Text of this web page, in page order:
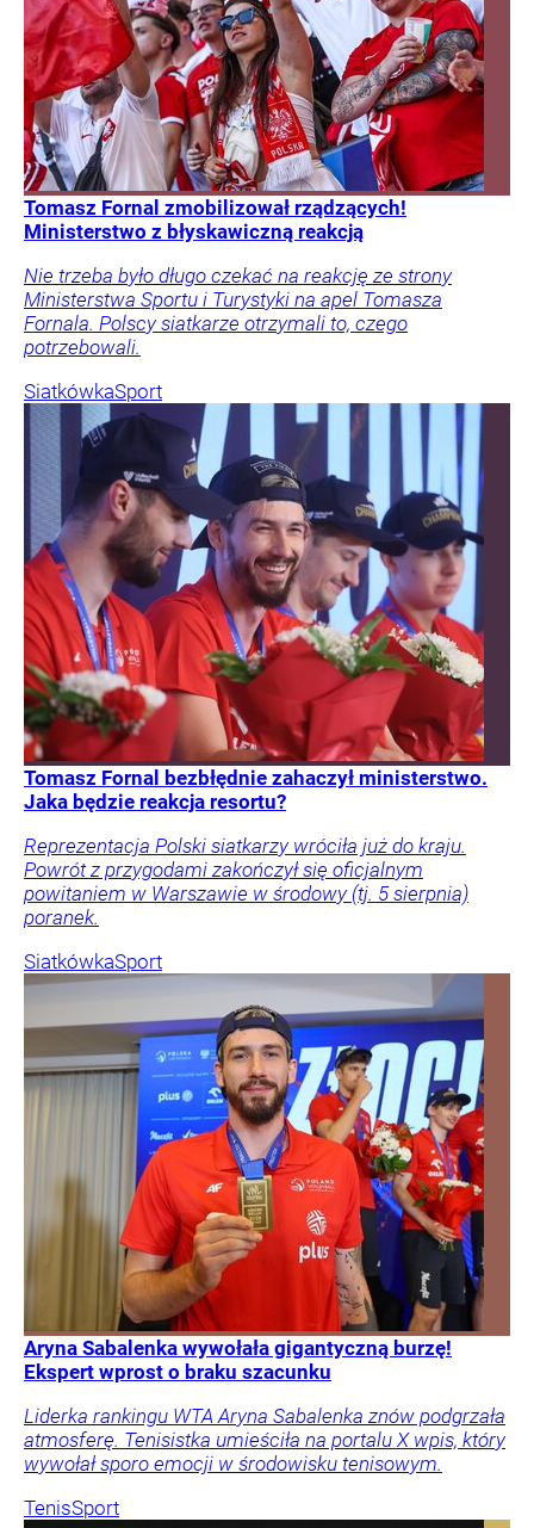
Tomasz Fornal zmobilizował rządzących!
Ministerstwo z błyskawiczną reakcją
Nie trzeba było długo czekać na reakcję ze strony
Ministerstwa Sportu i Turystyki na apel Tomasza
Fornala. Polscy siatkarze otrzymali to, czego
potrzebowali.
SiatkówkaSport
Tomasz Fornal bezbłędnie zahaczył ministerstwo.
Jaka będzie reakcja resortu?
Reprezentacja Polski siatkarzy wróciła już do kraju.
Powrót z przygodami zakończył się oficjalnym
powitaniem w Warszawie w środowy (tj. 5 sierpnia)
poranek.
SiatkówkaSport
Aryna Sabalenka wywołała gigantyczną burzę!
Ekspert wprost o braku szacunku
Liderka rankingu WTA Aryna Sabalenka znów podgrzała
atmosferę. Tenisistka umieściła na portalu X wpis, który
wywołał sporo emocji w środowisku tenisowym.
TenisSport